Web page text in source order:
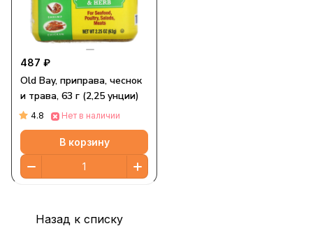
487 ₽
Old Bay, приправа, чеснок
и трава, 63 г (2,25 унции)
4.8 Нет в наличии
В корзину
Назад к списку